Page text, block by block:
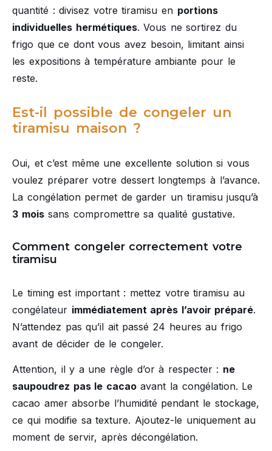
quantité : divisez votre tiramisu en portions
individuelles hermétiques. Vous ne sortirez du
frigo que ce dont vous avez besoin, limitant ainsi
les expositions à température ambiante pour le
reste.
Est-il possible de congeler un
tiramisu maison ?
Oui, et c’est même une excellente solution si vous
voulez préparer votre dessert longtemps à l’avance.
La congélation permet de garder un tiramisu jusqu’à
3 moissans compromettre sa qualité gustative.
Comment congeler correctement votre
tiramisu
Le timing est important : mettez votre tiramisu au
congélateur immédiatement après l’avoir préparé.
N’attendez pas qu’il ait passé 24 heures au frigo
avant de décider de le congeler.
Attention, il y a une règle d’or à respecter : ne
saupoudrez pas le cacaoavant la congélation. Le
cacao amer absorbe l’humidité pendant le stockage,
ce qui modifie sa texture. Ajoutez-le uniquement au
moment de servir, après décongélation.